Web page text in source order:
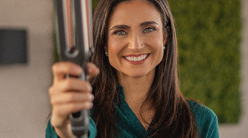
REVLON - OTRA FORMA DE SER YO
2024